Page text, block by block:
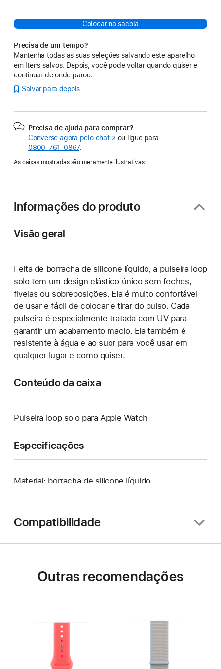
Colocar na sacola
Precisa de um tempo?
Mantenha todas as suas seleções salvando este aparelho
em Itens salvos. Depois, você pode voltar quando quiser e
continuar de onde parou.
Salvar para depois
Precisa de ajuda para comprar?
Converse agora pelo chat(o
em
nova
ou ligue para
0800-761-0867.
As caixas mostradas são meramente ilustrativas.
Informações do produto
Visão geral
Feita de borracha de silicone líquido, a pulseira loop
solo tem um design elástico único sem fechos,
fivelas ou sobreposições. Ela é muito confortável
de usar e fácil de colocar e tirar do pulso. Cada
pulseira é especialmente tratada com UV para
garantir um acabamento macio. Ela também é
resistente à água e ao suor para você usar em
qualquer lugar e como quiser.
Conteúdo da caixa
Pulseira loop solo para Apple Watch
Especificações
Material: borracha de silicone líquido
Compatibilidade
Outras recomendações